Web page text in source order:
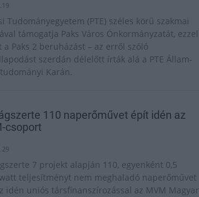
Tudományegyetem (PTE) széles körű szakmai
támogatja Paks Város Önkormányzatát, ezzel
a Paks 2 beruházást – az erről szóló
szerdán délelőtt írták alá a PTE Állam-
Karán.
110 naperőművet épít idén az
csoport
7 projekt alapján 110, egyenként 0,5
teljesítményt nem meghaladó naperőművet
idén uniós társfinanszírozással az MVM Magyar